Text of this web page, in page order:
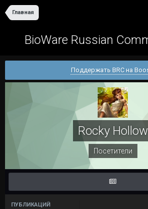
Главная
BioWare Russian
Поддержать BRC на
Rocky Hollow
Посетители
ПУБЛИКАЦИЙ